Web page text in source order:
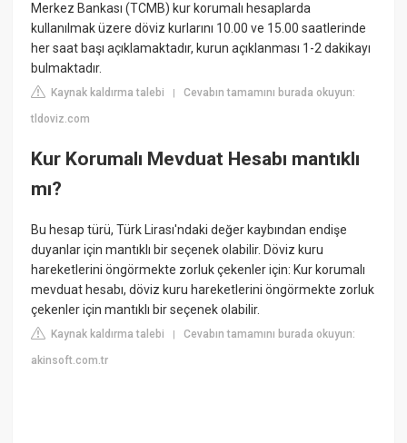
Merkez Bankası (TCMB) kur korumalı hesaplarda
kullanılmak üzere döviz kurlarını 10.00 ve 15.00 saatlerinde
her saat başı açıklamaktadır, kurun açıklanması 1-2 dakikayı
bulmaktadır.
Kaynak kaldırma talebi |Cevabın tamamını burada okuyun:
tldoviz.com
Kur Korumalı Mevduat Hesabı mantıklı
mı?
Bu hesap türü, Türk Lirası'ndaki değer kaybından endişe
duyanlar için mantıklı bir seçenek olabilir. Döviz kuru
hareketlerini öngörmekte zorluk çekenler için: Kur korumalı
mevduat hesabı, döviz kuru hareketlerini öngörmekte zorluk
çekenler için mantıklı bir seçenek olabilir.
Kaynak kaldırma talebi |Cevabın tamamını burada okuyun:
akinsoft.com.tr